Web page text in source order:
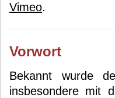
Vimeo.
Vorwort
Bekannt wurde
insbesondere mit